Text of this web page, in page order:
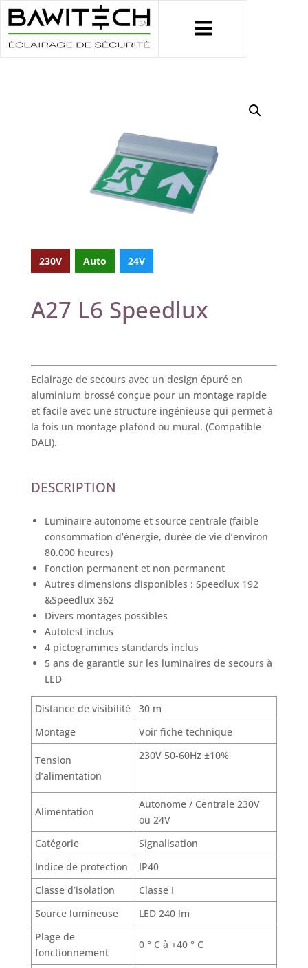
230V Auto 24V
A27 L6 Speedlux
Eclairage de secours avec un design épuré en
aluminium brossé conçue pour un montage rapide
et facile avec une structure ingénieuse qui permet à
la fois un montage plafond ou mural. (Compatible
DALI).
DESCRIPTION
Luminaire autonome et source centrale (faible
consommation d’énergie, durée de vie d’environ
80.000 heures)
Fonction permanent et non permanent
Autres dimensions disponibles : Speedlux 192
&Speedlux 362
Divers montages possibles
Autotest inclus
4 pictogrammes standards inclus
5 ans de garantie sur les luminaires de secours à
LED
Distance de visibilité
30 m
Montage
Voir fiche technique
Tension
d’alimentation
230V 50-60Hz ±10%
Alimentation
Autonome / Centrale 230V
ou 24V
Catégorie
Signalisation
Indice de protection
IP40
Classe d’isolation
Classe I
Source lumineuse
LED 240 lm
Plage de
fonctionnement
0 ° C à +40 ° C